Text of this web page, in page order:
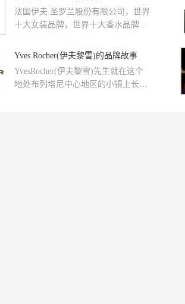
法国伊夫.圣罗兰股份有限公司，世界
十大女装品牌，世界十大香水品牌，
牌，世界服装界领导品牌之...
Yves Rocher(伊夫黎雪)的品牌故事
YvesRocher(伊夫黎雪)先生就在这个
地处布列塔尼中心地区的小镇上长